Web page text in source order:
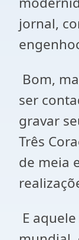
jornal,
Bom,
ser
gravar
Três
de meia
E